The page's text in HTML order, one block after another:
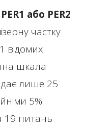
або PER2
частку
відомих
шкала
дає лише 25
5%.
19 питань